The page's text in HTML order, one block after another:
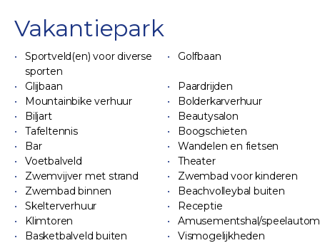
Vakantiepark
Sportveld(en) voor diverse
sporten
Golfbaan
Glijbaan
Paardrijden
Mountainbike verhuur
Bolderkarverhuur
Biljart
Beautysalon
Tafeltennis
Boogschieten
Bar
Wandelen en fietsen
Voetbalveld
Theater
Zwemvijver met strand
Zwembad voor kinderen
Zwembad binnen
Beachvolleybal buiten
Skelterverhuur
Receptie
Klimtoren
Amusementshal/
Basketbalveld buiten
Vismogelijkheden